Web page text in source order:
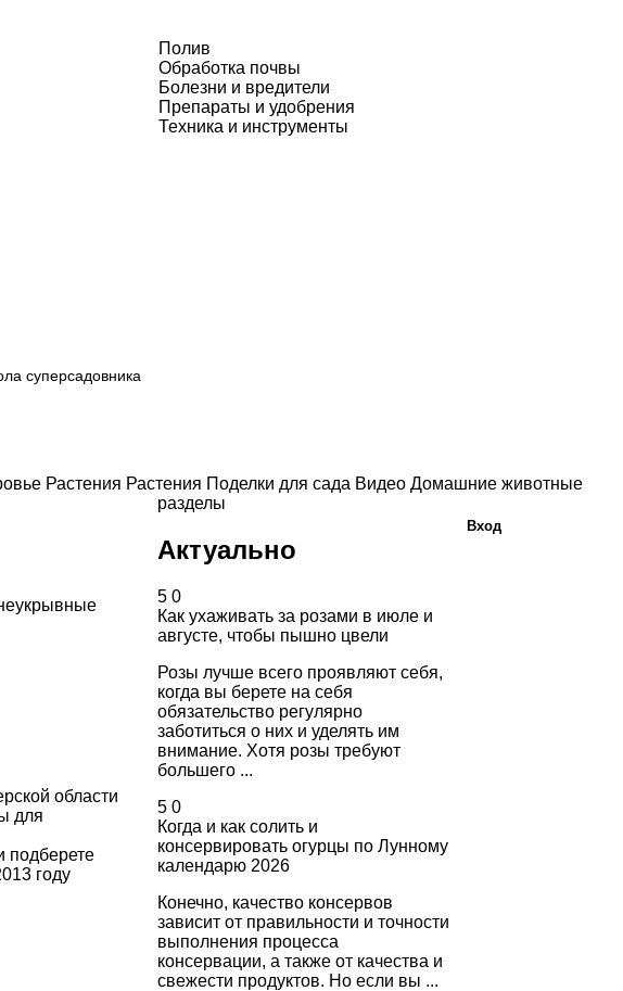
Полив
Обработка почвы
Болезни и вредители
Препараты и удобрения
Техника и инструменты
суперсадовника
Растения Растения Поделки для сада Видео Домашние животные
области
для
подберете
году
разделы
Актуально
5 0
Как ухаживать за розами в июле и
августе, чтобы пышно цвели
Розы лучше всего проявляют себя,
когда вы берете на себя
обязательство регулярно
заботиться о них и уделять им
внимание. Хотя розы требуют
большего ...
5 0
Когда и как солить и
консервировать огурцы по Лунному
календарю 2026
Конечно, качество консервов
зависит от правильности и точности
выполнения процесса
консервации, а также от качества и
свежести продуктов. Но если вы ...
Вход